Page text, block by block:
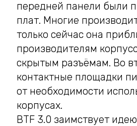
передней панели были
плат. Многие
только сейчас она
производителям
скрытым разъёмам. Во
контактные площадки
от необходимости
корпусах.
BTF 3.0 заимствует